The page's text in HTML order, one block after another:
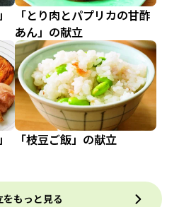
「とり肉とパプリカの甘酢
あん」の献立
「枝豆ご飯」の献立
もっと見る